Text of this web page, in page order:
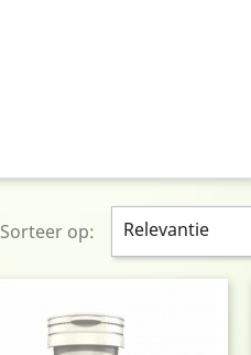
Sorteer op: Relevantie